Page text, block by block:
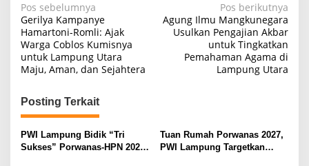
N
a
v
i
a
s
i
Pos sebelumnya
Gerilya Kampanye
Hamartoni-Romli: Ajak
Warga Coblos Kumisnya
untuk Lampung Utara
Maju, Aman, dan Sejahtera
Pos berikutnya
Agung Ilmu Mangkunegara
Usulkan Pengajian Akbar
untuk Tingkatkan
Pemahaman Agama di
Lampung Utara
Posting Terkait
PWI Lampung Bidik “Tri
Sukses” Porwanas-HPN 2027:
Tuan Rumah Porwanas 2027,
PWI Lampung Targetkan